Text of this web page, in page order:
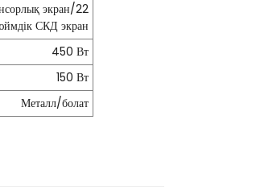
экран/22
СКД экран
450 Вт
150 Вт
Металл/болат